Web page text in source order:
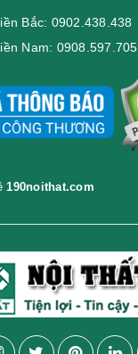
Bắc: 0902.438.438
Nam: 0908.597.705
190noithat.com